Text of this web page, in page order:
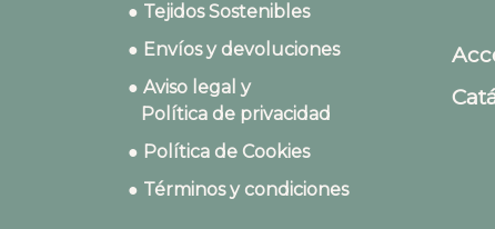
● Tejidos Sostenibles
● Envíos y devoluciones
● Aviso legal y
Política de privacidad
● Política de Cookies
● Términos y condiciones